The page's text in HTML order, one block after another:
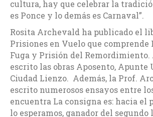
cultura, hay que celebrar la
es Ponce y lo demás es Carnaval”.
Rosita Archevald ha publicado el
Prisiones en Vuelo que comprende
Fuga y Prisión del
escrito las obras Aposento, Apunte
Ciudad Lienzo. Además, la Prof.
escrito numerosos ensayos entre
encuentra La consigna es: hacia el
lo esperamos, ganador del segundo